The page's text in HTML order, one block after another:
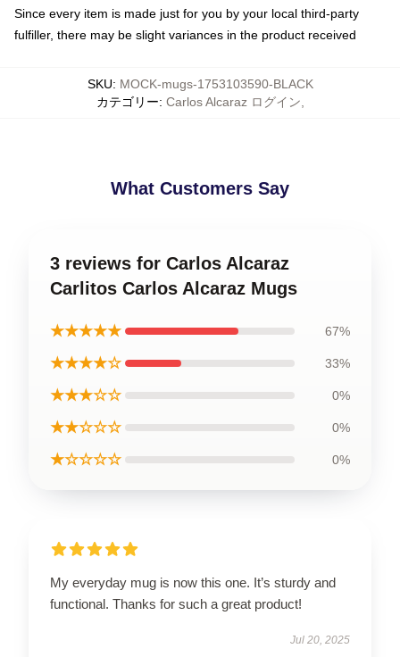
Since every item is made just for you by your local third-party
fulfiller, there may be slight variances in the product received
SKU: MOCK-mugs-1753103590-BLACK
カテゴリー: Carlos Alcaraz ログイン
What Customers Say
3 reviews for Carlos Alcaraz
Carlitos Carlos Alcaraz Mugs
★★★★★ 67%
★★★★☆ 33%
★★★☆☆ 0%
★★☆☆☆ 0%
★☆☆☆☆ 0%
My everyday mug is now this one. It’s sturdy and
functional. Thanks for such a great product!
Jul 20, 2025